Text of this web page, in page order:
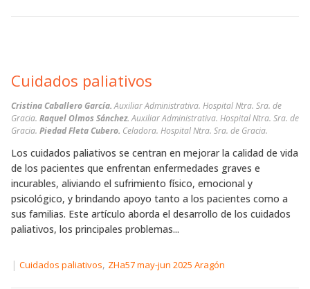
Cuidados paliativos
Cristina Caballero García.Auxiliar Administrativa. Hospital Ntra. Sra. de
Gracia. Raquel Olmos Sánchez.Auxiliar Administrativa. Hospital Ntra. Sra. de
Gracia. Piedad Fleta Cubero. Celadora. Hospital Ntra. Sra. de Gracia.
Los cuidados paliativos se centran en mejorar la calidad de vida
de los pacientes que enfrentan enfermedades graves e
incurables, aliviando el sufrimiento físico, emocional y
psicológico, y brindando apoyo tanto a los pacientes como a
sus familias. Este artículo aborda el desarrollo de los cuidados
paliativos, los principales problemas...
| Cuidados paliativos, ZHa57 may-jun 2025 Aragón